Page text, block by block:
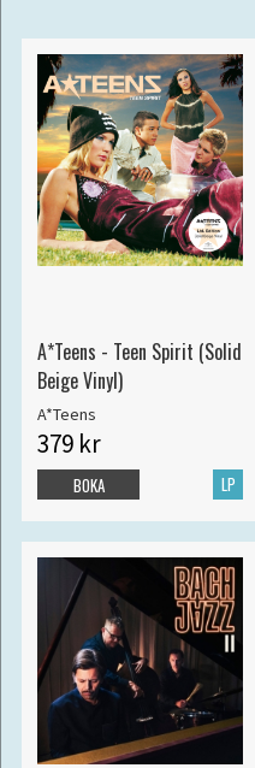
A*Teens - Teen Spirit (Solid
Beige Vinyl)
A*Teens
379 kr
LP
BOKA